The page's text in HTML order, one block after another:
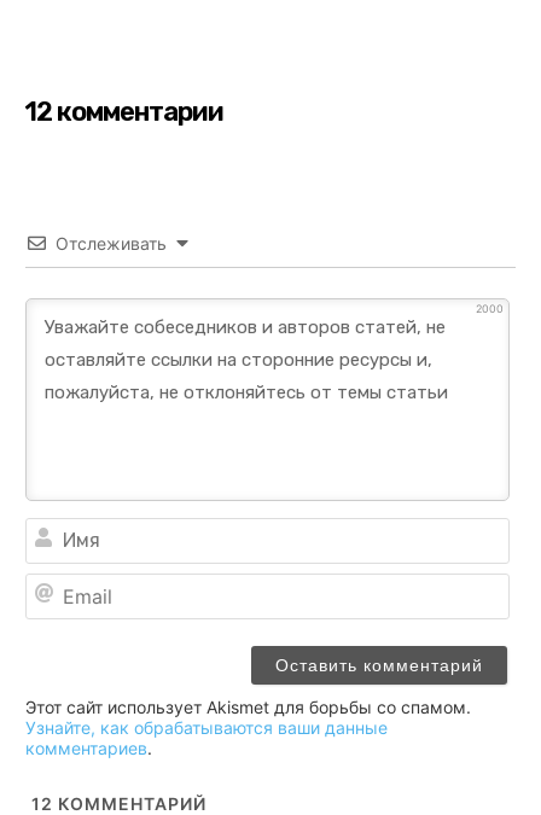
12 комментарии
Отслеживать
2000
Этот сайт использует Akismet для борьбы со спамом.
Узнайте, как обрабатываются ваши данные
комментариев.
12 КОММЕНТАРИЙ